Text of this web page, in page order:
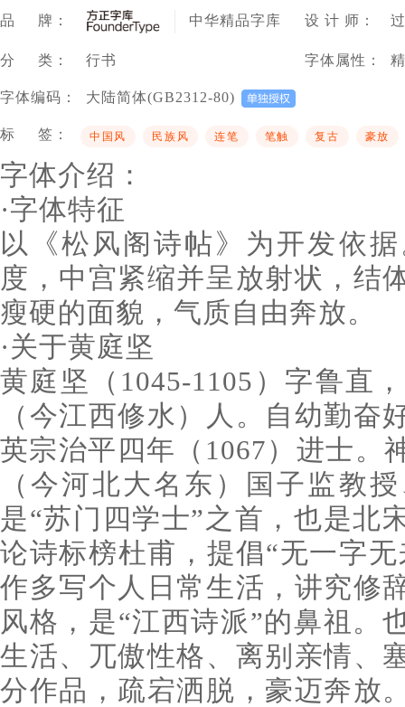
品 牌： 中华精品字库 设 计 师：
分 类： 行书 字体属性：
字体编码： 大陆简体(GB2312-80)
标 签： 中国风 民族风 连笔 笔触 复古 豪放
字体介绍：
·字体特征
以《松风阁诗帖》为开发依
度，中宫紧缩并呈放射状，结
瘦硬的面貌，气质自由奔放。
·关于黄庭坚
黄庭坚（1045-1105）字鲁直
（今江西修水）人。自幼勤奋
英宗治平四年（1067）进士。
（今河北大名东）国子监教
是“苏门四学士”之首，也是北
论诗标榜杜甫，提倡“无一字
作多写个人日常生活，讲究修
风格，是“江西诗派”的鼻祖。
生活、兀傲性格、离别亲情、
分作品，疏宕洒脱，豪迈奔放